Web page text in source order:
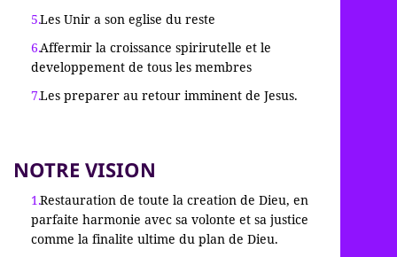
Les Unir a son eglise du reste
Affermir la croissance spirirutelle et le
developpement de tous les membres
Les preparer au retour imminent de Jesus.
NOTRE VISION
Restauration de toute la creation de Dieu, en
parfaite harmonie avec sa volonte et sa justice
comme la finalite ultime du plan de Dieu.